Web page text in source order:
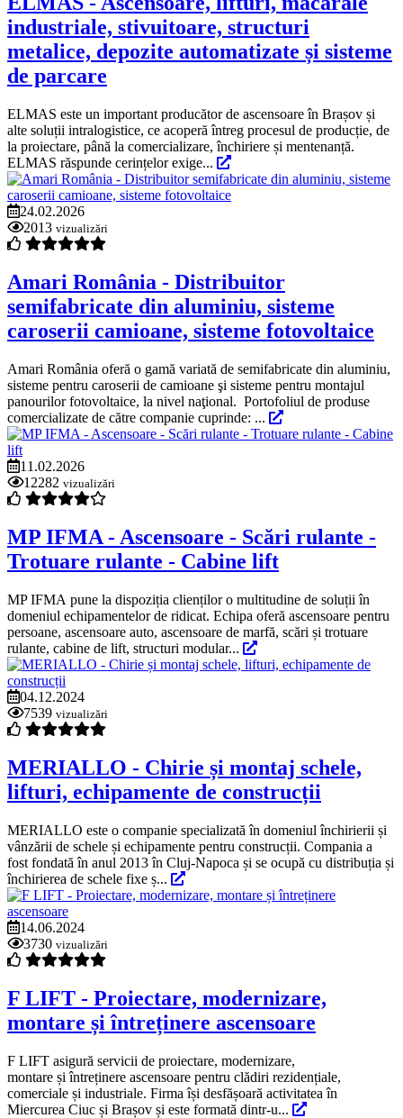
industriale, stivuitoare, structuri
metalice, depozite automatizate și sisteme
de parcare
ELMAS este un important producător de ascensoare în Brașov și
alte soluții intralogistice, ce acoperă întreg procesul de producție, de
la proiectare, până la comercializare, închiriere și mentenanță.
ELMAS răspunde cerințelor exige...
24.02.2026
2013 vizualizări
Amari România - Distribuitor
semifabricate din aluminiu, sisteme
caroserii camioane, sisteme fotovoltaice
Amari România oferă o gamă variată de semifabricate din aluminiu,
sisteme pentru caroserii de camioane şi sisteme pentru montajul
panourilor fotovoltaice, la nivel naţional. Portofoliul de produse
comercializate de către companie cuprinde: ...
11.02.2026
12282 vizualizări
MP IFMA - Ascensoare - Scări rulante -
Trotuare rulante - Cabine lift
MP IFMA pune la dispoziția clienților o multitudine de soluții în
domeniul echipamentelor de ridicat. Echipa oferă ascensoare pentru
persoane, ascensoare auto, ascensoare de marfă, scări și trotuare
rulante, cabine de lift, structuri modular...
04.12.2024
7539 vizualizări
MERIALLO - Chirie și montaj schele,
lifturi, echipamente de construcții
MERIALLO este o companie specializată în domeniul închirierii și
vânzării de schele și echipamente pentru construcții. Compania a
fost fondată în anul 2013 în Cluj-Napoca și se ocupă cu distribuția și
închirierea de schele fixe ș...
14.06.2024
3730 vizualizări
F LIFT - Proiectare, modernizare,
montare și întreținere ascensoare
F LIFT asigură servicii de proiectare, modernizare,
montare și întreținere ascensoare pentru clădiri rezidențiale,
comerciale și industriale. Firma își desfășoară activitatea în
Miercurea Ciuc și Brașov și este formată dintr-u...